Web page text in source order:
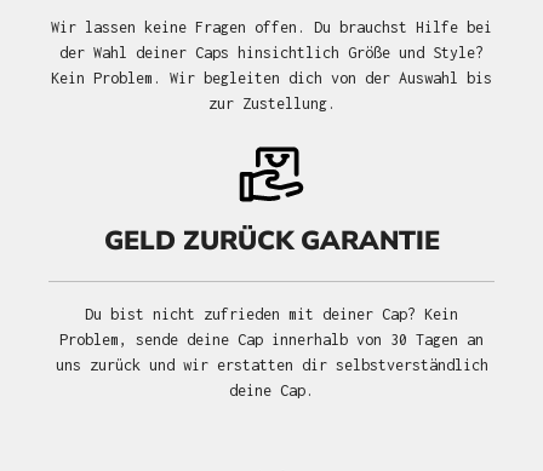
Wir lassen keine Fragen offen. Du brauchst Hilfe bei
der Wahl deiner Caps hinsichtlich Größe und Style?
Kein Problem. Wir begleiten dich von der Auswahl bis
zur Zustellung.
GELD ZURÜCK GARANTIE
Du bist nicht zufrieden mit deiner Cap? Kein
Problem, sende deine Cap innerhalb von 30 Tagen an
uns zurück und wir erstatten dir selbstverständlich
deine Cap.